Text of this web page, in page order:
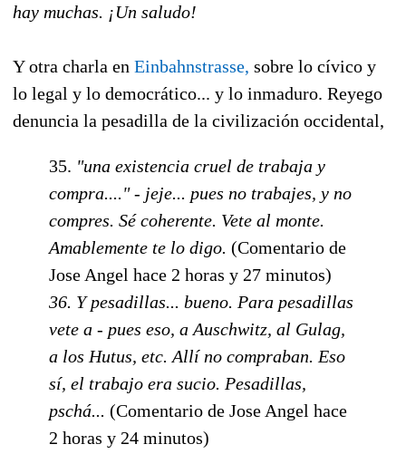
hay muchas. ¡Un saludo!
Y otra charla en Einbahnstrasse, sobre lo cívico y
lo legal y lo democrático... y lo inmaduro. Reyego
denuncia la pesadilla de la civilización occidental,
35. "una existencia cruel de trabaja y
compra...." - jeje... pues no trabajes, y no
compres. Sé coherente. Vete al monte.
Amablemente te lo digo. (Comentario de
Jose Angel hace 2 horas y 27 minutos)
36. Y pesadillas... bueno. Para pesadillas
vete a - pues eso, a Auschwitz, al Gulag,
a los Hutus, etc. Allí no compraban. Eso
sí, el trabajo era sucio. Pesadillas,
pschá... (Comentario de Jose Angel hace
2 horas y 24 minutos)